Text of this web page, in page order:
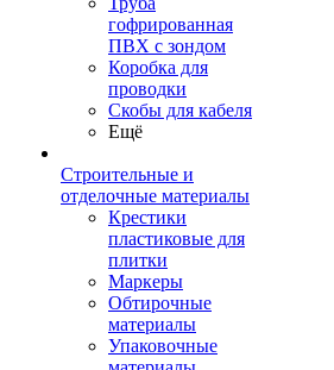
гофрированная
ПВХ с зондом
Коробка для
проводки
Скобы для кабеля
Ещё
Строительные и
отделочные материалы
Крестики
пластиковые для
плитки
Маркеры
Обтирочные
материалы
Упаковочные